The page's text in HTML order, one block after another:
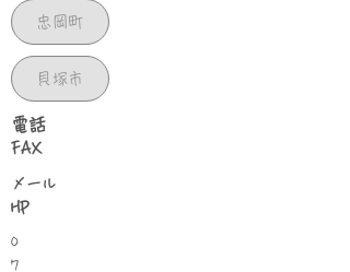
忠岡町
貝塚市
​電話
FAX
​メール
HP
0
7